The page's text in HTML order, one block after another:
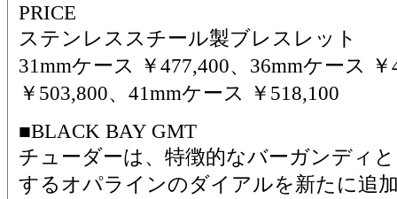
PRICE
ステンレススチール製ブレスレット
31mmケース ￥477,400、36mmケース
￥503,800、41mmケース ￥518,100
■BLACK BAY GMT
チューダーは、特徴的なバーガンディ
するオパラインのダイアルを新たに追